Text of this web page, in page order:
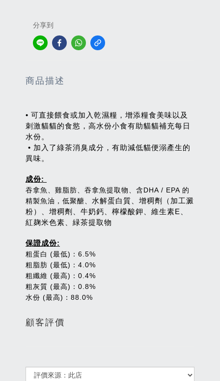
分享到
商品描述
• 可直接餵食或加入乾濕糧，增添糧食美味以及
刺激貓貓的食慾，高水份小食有助貓貓補充每日
水份。
• 加入了綠茶消臭成分，有助減低貓便溺產生的
異味。
成份:
吞拿魚、雞脂肪、吞拿魚提取物、含DHA / EPA 的
精製魚油，低聚醣、 水解蛋白質、增稠劑（加工澱
粉）、增稠劑、牛奶鈣、檸檬酸鉀、維生素E、
紅麹米色素、緑茶提取物
保證成份:
粗蛋白 (最低)：6.5%
粗脂肪 (最低)：4.0%
粗纖維 (最高)：0.4%
粗灰質 (最高)：0.8%
水份 (最高)：88.0%
顧客評價